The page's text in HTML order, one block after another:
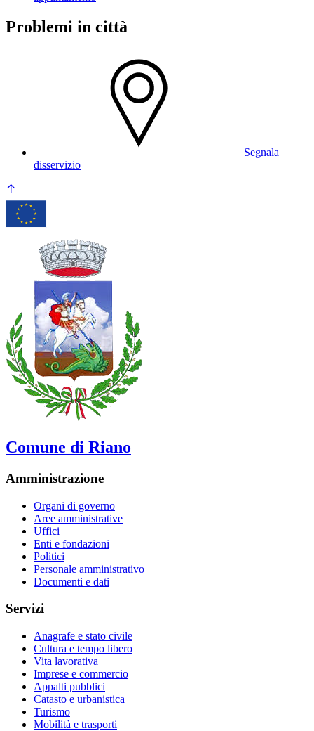
Problemi in città
Segnala
disservizio
Comune di Riano
Amministrazione
Organi di governo
Aree amministrative
Uffici
Enti e fondazioni
Politici
Personale amministrativo
Documenti e dati
Servizi
Anagrafe e stato civile
Cultura e tempo libero
Vita lavorativa
Imprese e commercio
Appalti pubblici
Catasto e urbanistica
Turismo
Mobilità e trasporti